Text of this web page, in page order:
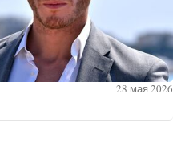
28 мая 2026